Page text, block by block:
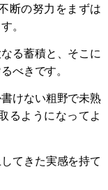
断の努力をまずは
。
る蓄積と、そこに
べきです。
けない粗野で未熟
るようになってよ
てきた実感を持て